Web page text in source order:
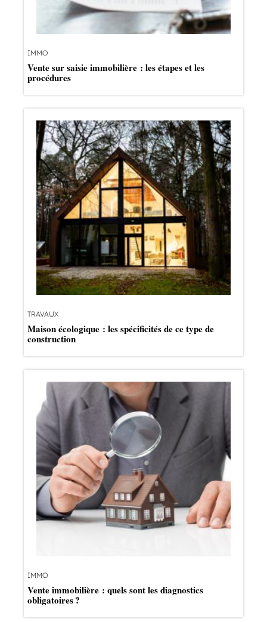
IMMO
Vente sur saisie immobilière : les étapes et les
procédures
TRAVAUX
Maison écologique : les spécificités de ce type de
construction
IMMO
Vente immobilière : quels sont les diagnostics
obligatoires ?